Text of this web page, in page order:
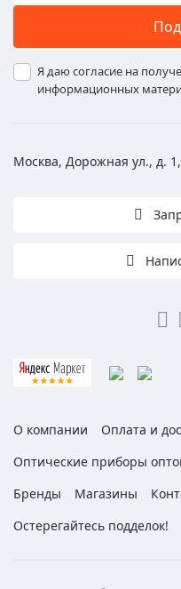
Я даю согласие на
информационных
Москва, Дорожная ул., д.
О компании
Оплата и
Оптические приборы
Бренды
Магазины
Остерегайтесь подделок!